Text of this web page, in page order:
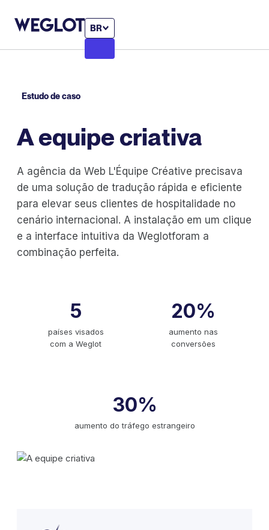
BR
Estudo de caso
A equipe criativa
A agência da Web L'Équipe Créative precisava
de uma solução de tradução rápida e eficiente
para elevar seus clientes de hospitalidade no
cenário internacional. A instalação em um clique
e a interface intuitiva da Weglotforam a
combinação perfeita.
5
países visados
com a Weglot
20%
aumento nas
conversões
30%
aumento do tráfego estrangeiro